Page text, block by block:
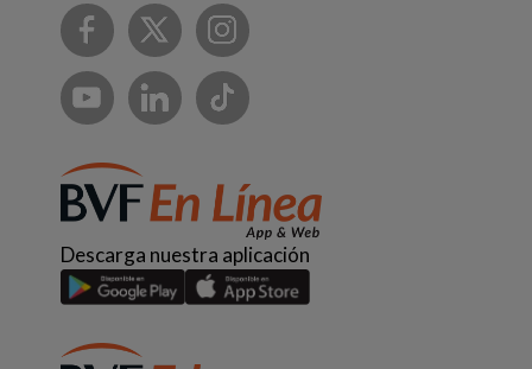
Descarga nuestra aplicación